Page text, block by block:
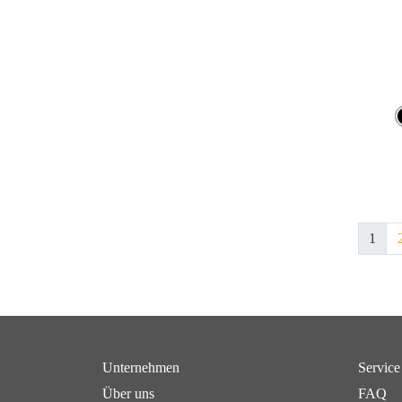
1
Unternehmen
Über uns
FAQ